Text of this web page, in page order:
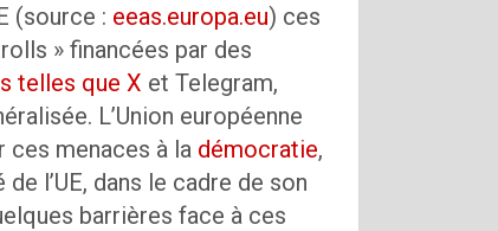
(source : eeas.europa.eu) ces
» financées par des
telles que X et Telegram,
L’Union européenne
ces menaces à la démocratie,
l’UE, dans le cadre de son
barrières face à ces